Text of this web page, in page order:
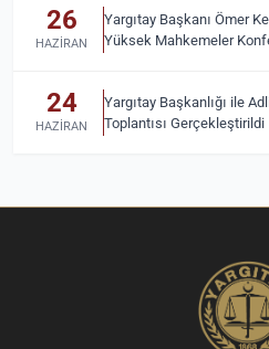
26
HAZIRAN
Yargıtay Başkanı Ömer
Yüksek Mahkemeler
24
HAZIRAN
Yargıtay Başkanlığı ile
Toplantısı Gerçekleştirildi